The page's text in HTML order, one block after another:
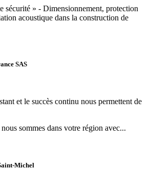
sécurité » - Dimensionnement, protection
acoustique dans la construction de
SAS
et le succès continu nous permettent de
sommes dans votre région avec...
Michel